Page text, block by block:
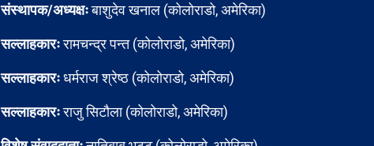
संस्थापक/अध्यक्षःबाशुदेव खनाल (कोलोराडो, अमेरिका)
सल्लाहकारःरामचन्द्र पन्त (कोलोराडो, अमेरिका)
सल्लाहकारःधर्मराज श्रेष्ठ (कोलोराडो, अमेरिका)
सल्लाहकारःराजु सिटौला (कोलोराडो, अमेरिका)